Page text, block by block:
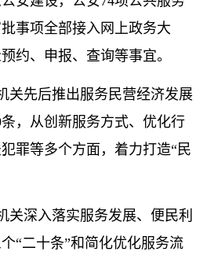
事项全部接入网上政务大
约、申报、查询等事宜。
关先后推出服务民营经济发展
条，从创新服务方式、优化行
罪等多个方面，着力打造“民
关深入落实服务发展、便民利
“二十条”和简化优化服务流